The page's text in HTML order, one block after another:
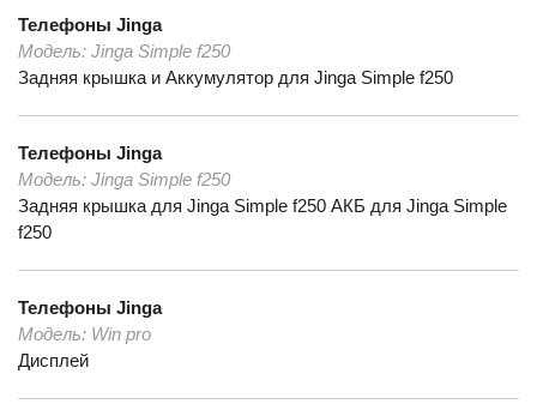
Телефоны Jinga
Модель: Jinga Simple f250
Задняя крышка и Аккумулятор для Jinga Simple f250
Телефоны Jinga
Модель: Jinga Simple f250
Задняя крышка для Jinga Simple f250 АКБ для Jinga Simple
f250
Телефоны Jinga
Модель: Win pro
Дисплей